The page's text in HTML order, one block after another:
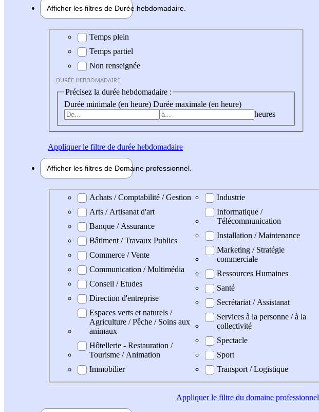
Afficher les filtres de Durée hebdomadaire
Durée hebdomadaire
Temps plein
Temps partiel
Non renseignée
DURÉE HEBDOMADAIRE
Précisez la durée hebdomadaire :
Durée minimale (en heure) Durée maximale (en heure)
heures
Appliquerle filtre de durée hebdomadaire
Afficher les filtres de Domaine professionnel
Domaine professionel
Achats / Comptabilité / Gestion
Arts / Artisanat d'art
Banque / Assurance
Bâtiment / Travaux Publics
Commerce / Vente
Communication / Multimédia
Conseil / Etudes
Direction d'entreprise
Espaces verts et naturels /
Agriculture / Pêche / Soins aux
animaux
Hôtellerie - Restauration /
Tourisme / Animation
Immobilier
Industrie
Informatique /
Télécommunication
Installation / Maintenance
Marketing / Stratégie
commerciale
Ressources Humaines
Santé
Secrétariat / Assistanat
Services à la personne / à la
collectivité
Spectacle
Sport
Transport / Logistique
Appliquerle filtre du domaine professionnel